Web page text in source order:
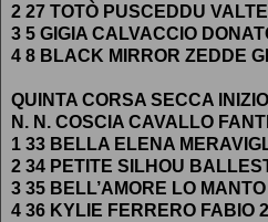
2 27 TOTÒ PUSCEDDU
3 5 GIGIA CALVACCIO
4 8 BLACK MIRROR ZEDDE
QUINTA CORSA SECCA
N. N. COSCIA CAVALLO
1 33 BELLA ELENA
2 34 PETITE SILHOU
3 35 BELL’AMORE LO
4 36 KYLIE FERRERO FABIO 2